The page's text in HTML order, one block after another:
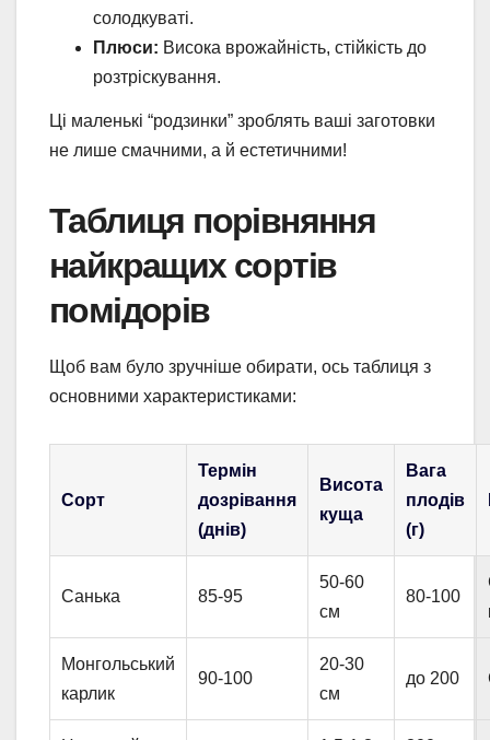
солодкуваті.
Плюси: Висока врожайність, стійкість до
розтріскування.
Ці маленькі “родзинки” зроблять ваші заготовки
не лише смачними, а й естетичними!
Таблиця порівняння
найкращих сортів
помідорів
Щоб вам було зручніше обирати, ось таблиця з
основними характеристиками:
Сорт
Термін
дозрівання
(днів)
Висота
куща
Вага
плодів
(г)
Санька 85-95
50-60
см
80-100
Монгольський
карлик
90-100
20-30
см
до 200